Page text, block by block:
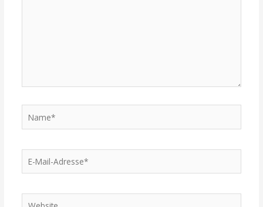
Mail-
Website